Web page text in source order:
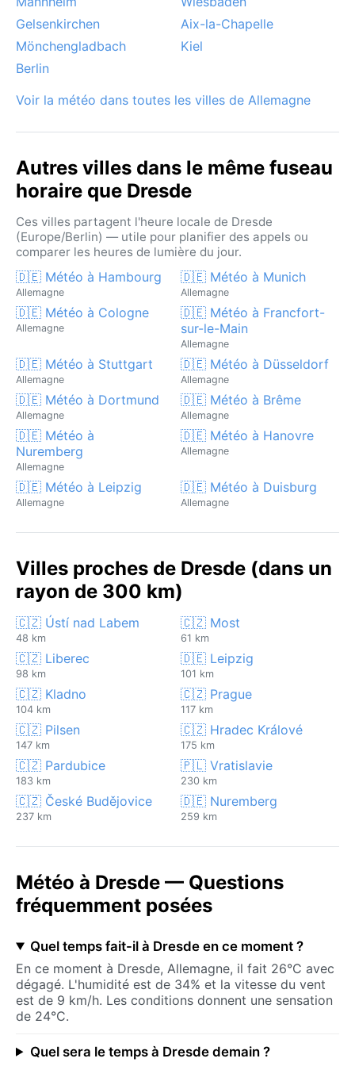
Gelsenkirchen
Aix-la-Chapelle
Mönchengladbach
Kiel
Berlin
Voir la météo dans toutes les villes de Allemagne
Autres villes dans le même fuseau
horaire que Dresde
Ces villes partagent l'heure locale de Dresde
(Europe/Berlin) — utile pour planifier des appels ou
comparer les heures de lumière du jour.
🇩🇪 Météo à Hambourg
Allemagne
🇩🇪 Météo à Munich
Allemagne
🇩🇪 Météo à Cologne
Allemagne
🇩🇪 Météo à Francfort-
sur-le-Main
Allemagne
🇩🇪 Météo à Stuttgart
Allemagne
🇩🇪 Météo à Düsseldorf
Allemagne
🇩🇪 Météo à Dortmund
Allemagne
🇩🇪 Météo à Brême
Allemagne
🇩🇪 Météo à
Nuremberg
Allemagne
🇩🇪 Météo à Hanovre
Allemagne
🇩🇪 Météo à Leipzig
Allemagne
🇩🇪 Météo à Duisburg
Allemagne
Villes proches de Dresde (dans un
rayon de 300 km)
🇨🇿 Ústí nad Labem
48 km
🇨🇿 Most
61 km
🇨🇿 Liberec
98 km
🇩🇪 Leipzig
101 km
🇨🇿 Kladno
104 km
🇨🇿 Prague
117 km
🇨🇿 Pilsen
147 km
🇨🇿 Hradec Králové
175 km
🇨🇿 Pardubice
183 km
🇵🇱 Vratislavie
230 km
🇨🇿 České Budějovice
237 km
🇩🇪 Nuremberg
259 km
Météo à Dresde — Questions
fréquemment posées
Quel temps fait-il à Dresde en ce moment ?
En ce moment à Dresde, Allemagne, il fait 26°C avec
dégagé. L'humidité est de 34% et la vitesse du vent
est de 9 km/h. Les conditions donnent une sensation
de 24°C.
Quel sera le temps à Dresde demain ?